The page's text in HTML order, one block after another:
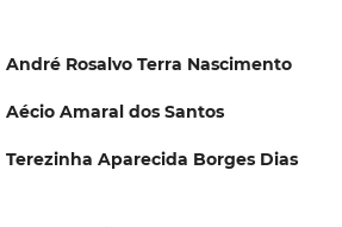
André Rosalvo Terra Nascimento
Aécio Amaral dos Santos
Terezinha Aparecida Borges Dias